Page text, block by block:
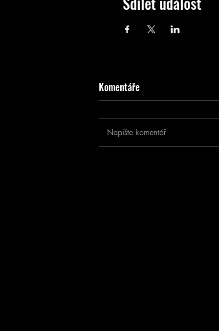
Komentáře
Napište komentář